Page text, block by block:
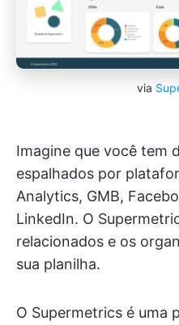
via
Imagine que você tem
espalhados por
Analytics, GMB,
LinkedIn. O
relacionados e os
sua planilha.
O Supermetrics é uma